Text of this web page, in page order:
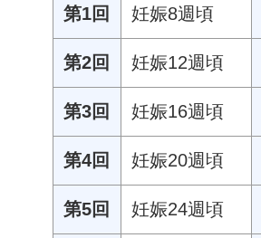
第1回 妊娠8週頃
第2回 妊娠12週頃
第3回 妊娠16週頃
第4回 妊娠20週頃
第5回 妊娠24週頃